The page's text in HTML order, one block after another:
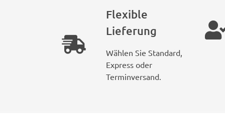
Flexible
Lieferung
Wählen Sie Standard,
Express oder
Terminversand.